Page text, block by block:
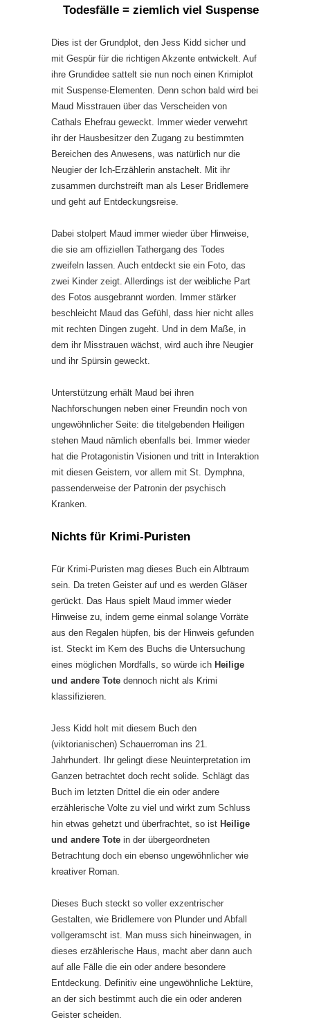
Todesfälle = ziemlich viel Suspense
Dies ist der Grundplot, den Jess Kidd sicher und
mit Gespür für die richtigen Akzente entwickelt. Auf
ihre Grundidee sattelt sie nun noch einen Krimiplot
mit Suspense-Elementen. Denn schon bald wird bei
Maud Misstrauen über das Verscheiden von
Cathals Ehefrau geweckt. Immer wieder verwehrt
ihr der Hausbesitzer den Zugang zu bestimmten
Bereichen des Anwesens, was natürlich nur die
Neugier der Ich-Erzählerin anstachelt. Mit ihr
zusammen durchstreift man als Leser Bridlemere
und geht auf Entdeckungsreise.
Dabei stolpert Maud immer wieder über Hinweise,
die sie am offiziellen Tathergang des Todes
zweifeln lassen. Auch entdeckt sie ein Foto, das
zwei Kinder zeigt. Allerdings ist der weibliche Part
des Fotos ausgebrannt worden. Immer stärker
beschleicht Maud das Gefühl, dass hier nicht alles
mit rechten Dingen zugeht. Und in dem Maße, in
dem ihr Misstrauen wächst, wird auch ihre Neugier
und ihr Spürsin geweckt.
Unterstützung erhält Maud bei ihren
Nachforschungen neben einer Freundin noch von
ungewöhnlicher Seite: die titelgebenden Heiligen
stehen Maud nämlich ebenfalls bei. Immer wieder
hat die Protagonistin Visionen und tritt in Interaktion
mit diesen Geistern, vor allem mit St. Dymphna,
passenderweise der Patronin der psychisch
Kranken.
Nichts für Krimi-Puristen
Für Krimi-Puristen mag dieses Buch ein Albtraum
sein. Da treten Geister auf und es werden Gläser
gerückt. Das Haus spielt Maud immer wieder
Hinweise zu, indem gerne einmal solange Vorräte
aus den Regalen hüpfen, bis der Hinweis gefunden
ist. Steckt im Kern des Buchs die Untersuchung
eines möglichen Mordfalls, so würde ich Heilige
und andere Tote dennoch nicht als Krimi
klassifizieren.
Jess Kidd holt mit diesem Buch den
(viktorianischen) Schauerroman ins 21.
Jahrhundert. Ihr gelingt diese Neuinterpretation im
Ganzen betrachtet doch recht solide. Schlägt das
Buch im letzten Drittel die ein oder andere
erzählerische Volte zu viel und wirkt zum Schluss
hin etwas gehetzt und überfrachtet, so ist Heilige
und andere Tote in der übergeordneten
Betrachtung doch ein ebenso ungewöhnlicher wie
kreativer Roman.
Dieses Buch steckt so voller exzentrischer
Gestalten, wie Bridlemere von Plunder und Abfall
vollgeramscht ist. Man muss sich hineinwagen, in
dieses erzählerische Haus, macht aber dann auch
auf alle Fälle die ein oder andere besondere
Entdeckung. Definitiv eine ungewöhnliche Lektüre,
an der sich bestimmt auch die ein oder anderen
Geister scheiden.